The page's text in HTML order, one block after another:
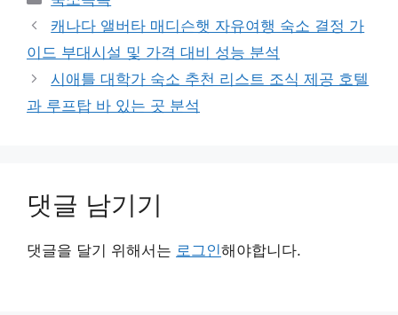
테
리
캐나다 앨버타 매디슨햇 자유여행 숙소 결정 가
이드 부대시설 및 가격 대비 성능 분석
시애틀 대학가 숙소 추천 리스트 조식 제공 호텔
과 루프탑 바 있는 곳 분석
댓글 남기기
댓글을 달기 위해서는 로그인해야합니다.